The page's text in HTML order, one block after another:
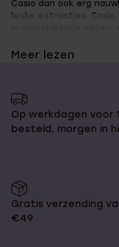
Casio dan ook erg
leuke extraatjes. Casio
Kies je
Lucardi!
Je vindt ze in zeer
kunststof. Sommige
chronograaf en
stopfunctie, timer of
Meer lezen
Op werkdagen voor
besteld, morgen in
Gratis verzending
€49